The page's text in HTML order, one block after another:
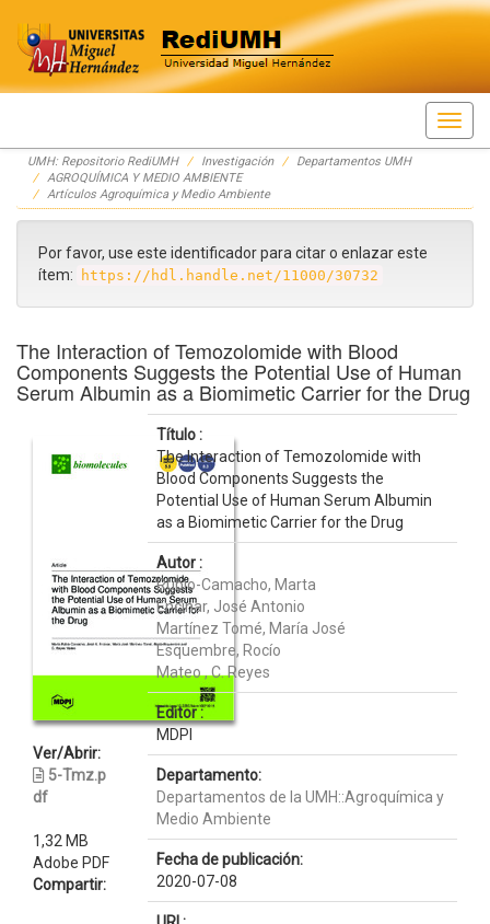
Skip
navigation
UMH: Repositorio RediUMH Investigación
Departamentos UMH
AGROQUÍMICA Y MEDIO AMBIENTE
Artículos Agroquímica y Medio Ambiente
Por favor, use este identificador para citar o enlazar este
ítem:
https://hdl.handle.net/11000/30732
The Interaction of Temozolomide with Blood
Components Suggests the Potential Use of Human
Serum Albumin as a Biomimetic Carrier for the Drug
Ver/Abrir:
5-Tmz.p
df
1,32 MB
Adobe PDF
Compartir:
Título :
The Interaction of Temozolomide with
Blood Components Suggests the
Potential Use of Human Serum Albumin
as a Biomimetic Carrier for the Drug
Autor :
Rubio-Camacho, Marta
Encinar, José Antonio
Martínez Tomé, María José
Esquembre, Rocío
Mateo , C. Reyes
Editor :
MDPI
Departamento:
Departamentos de la UMH::Agroquímica y
Medio Ambiente
Fecha de publicación:
2020-07-08